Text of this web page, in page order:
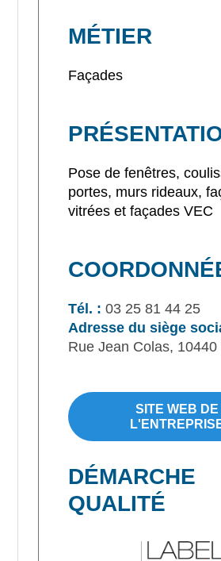
MÉTIER
Façades
Pose de fenêtres,
portes, murs rideaux,
vitrées et façades VEC
Tél. : 03 25 81 44 25
Adresse du siège
Rue Jean Colas, 10440
SITE WEB DE
DÉMARCHE
QUALITÉ